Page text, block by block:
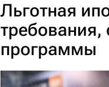
Льготная
требования,
программы